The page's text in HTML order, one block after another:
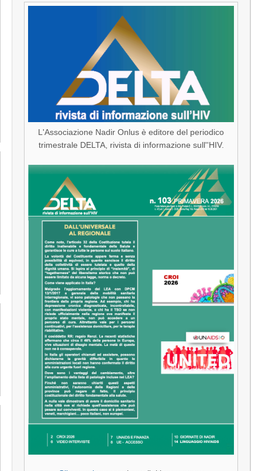
L'Associazione Nadir Onlus è editore del periodico
trimestrale DELTA, rivista di informazione sull''HIV.